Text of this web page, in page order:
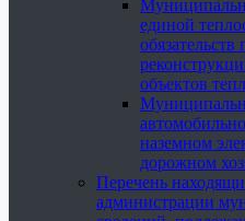
единой
обязательств
объектов
наземном
дорожном
Перечень
администрации